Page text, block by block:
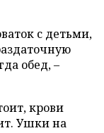
с детьми,
обед, –
крови
Ушки на